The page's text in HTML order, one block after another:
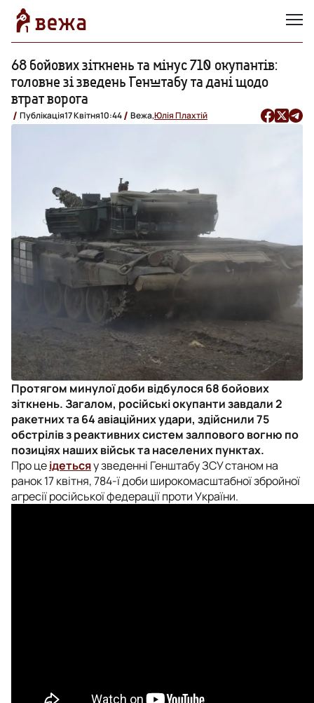
68 бойових зіткнень та мінус 710 окупантів:
головне зі зведень Генштабу та дані щодо
втрат ворога
Публікація17 Квітня10:44 Вежа,Юлія Плахтій
Протягом минулої доби відбулося 68 бойових
зіткнень. Загалом, російські окупанти завдали 2
ракетних та 64 авіаційних удари, здійснили 75
обстрілів з реактивних систем залпового вогню по
позиціях наших військ та населених пунктах.
Про цеідетьсяу зведенні Генштабу ЗСУ станом на
ранок 17 квітня, 784-ї доби широкомасштабної збройної
агресії російської федерації проти України.